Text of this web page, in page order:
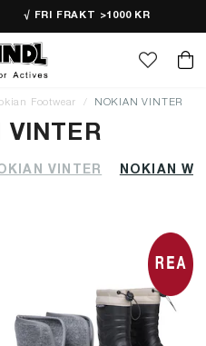
√ FRI FRAKT >1000 KR
Footwear NOKIAN VINTER
VINTER
VINTER NOKIAN